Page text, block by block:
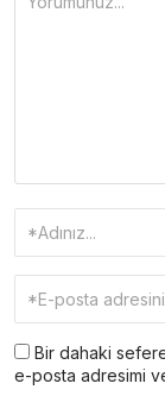
Bir dahaki sefere
e-posta adresimi